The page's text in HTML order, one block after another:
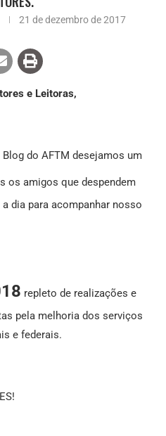
21 de dezembro de 2017
e Leitoras,
do AFTM desejamos um
os amigos que despendem
dia para acompanhar nosso
repleto de realizações e
pela melhoria dos serviços
e federais.